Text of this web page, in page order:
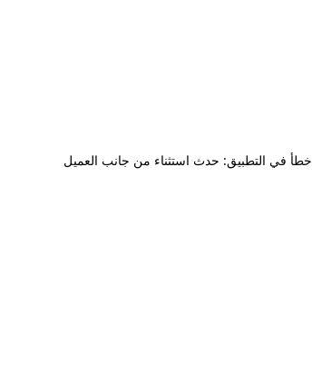
خطأ في التطبيق: حدث استثناء من جانب العميل